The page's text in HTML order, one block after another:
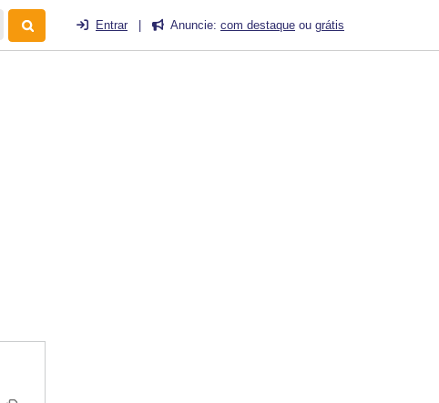
Entrar Anuncie: com destaque ou grátis